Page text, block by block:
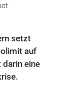
setzt
auf
darin eine